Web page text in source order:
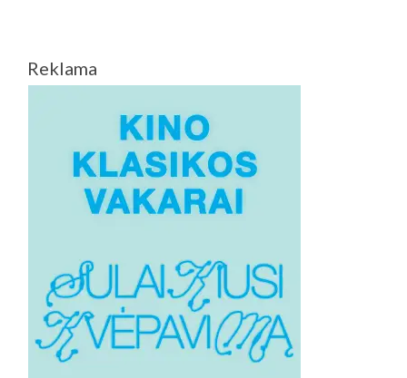
Reklama